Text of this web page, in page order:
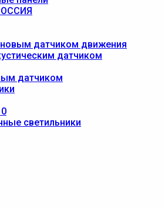
датчиком движения
датчиком
датчиком
светильники